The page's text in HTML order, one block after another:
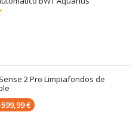
2 Pro Limpiafondos de
€